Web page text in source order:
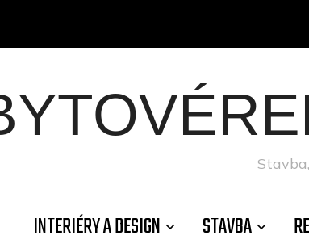
INTERIÉRY A DESIGN STAVBA